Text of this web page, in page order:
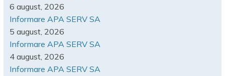
6 august, 2026
Informare APA SERV SA
5 august, 2026
Informare APA SERV SA
4 august, 2026
Informare APA SERV SA